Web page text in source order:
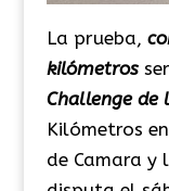
La prueba,
kilómetros
Challenge de
Kilómetros
de Camara y